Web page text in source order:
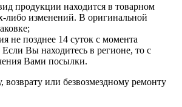
продукции находится в товарном
либо изменений. В оригинальной
не позднее 14 суток с момента
Вы находитесь в регионе, то с
Вами посылки.
или безвозмездному ремонту